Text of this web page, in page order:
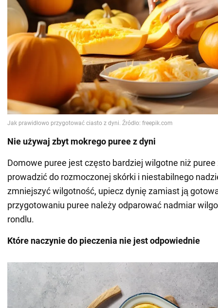
Nie używaj zbyt mokrego puree z dyni
Domowe puree jest często bardziej wilgotne niż puree
prowadzić do rozmoczonej skórki i niestabilnego
zmniejszyć wilgotność, upiecz dynię zamiast ją
przygotowaniu puree należy odparować nadmiar
rondlu.
Które naczynie do pieczenia nie jest odpowiednie